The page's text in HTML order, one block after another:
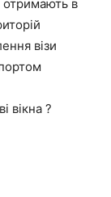
отримають в
візи
вікна ?